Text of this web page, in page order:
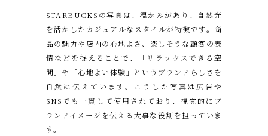
STARBUCKSの写真は、温かみがあり、自然光
を活かしたカジュアルなスタイルが特徴です。商
品の魅力や店内の心地よさ、楽しそうな顧客の表
情などを捉えることで、「リラックスできる空
間」や「心地よい体験」というブランドらしさを
自然に伝えています。こうした写真は広告や
SNSでも一貫して使用されており、視覚的にブ
ランドイメージを伝える大事な役割を担っていま
す。